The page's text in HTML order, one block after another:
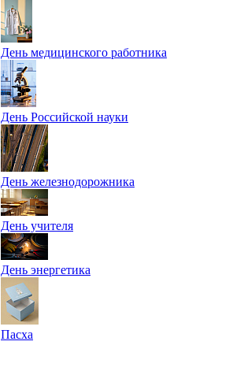
День медицинского работника
День Российской науки
День железнодорожника
День учителя
День энергетика
Пасха